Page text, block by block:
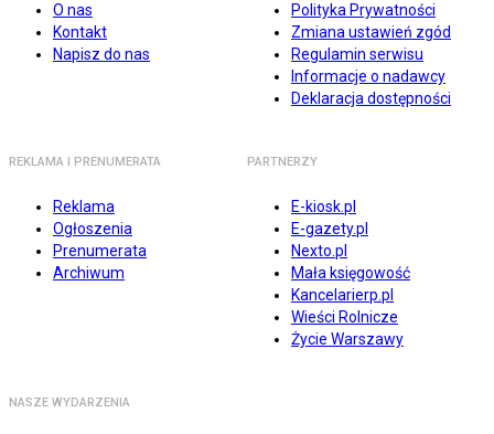
O nas
Kontakt
Napisz do nas
Polityka Prywatności
Zmiana ustawień zgód
Regulamin serwisu
Informacje o nadawcy
Deklaracja dostępności
REKLAMA I PRENUMERATA
Reklama
Ogłoszenia
Prenumerata
Archiwum
PARTNERZY
E-kiosk.pl
E-gazety.pl
Nexto.pl
Mała księgowość
Kancelarierp.pl
Wieści Rolnicze
Życie Warszawy
NASZE WYDARZENIA